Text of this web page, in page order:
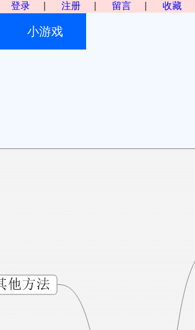
登录 注册 留言 收藏
小游戏